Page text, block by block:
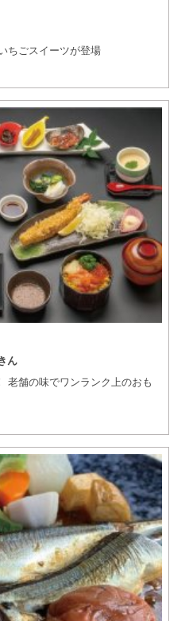
ちごスイーツが登場
ん
老舗の味でワンランク上のおも